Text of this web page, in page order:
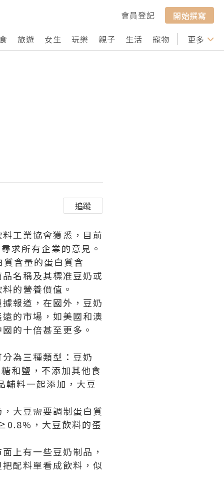
會員登記
開始撰寫
旅遊 女生 玩樂 親子 生活 寵物 行山 打卡
更多
追蹤
工業協會獲悉，目前
求所有企業的意見。
含量的蛋白質含
名稱及其標准豆奶或
的營養價值。
報道，在國外，豆奶
的市場，如美國和澳
的十倍甚至更多。
為三種類型：豆奶
和鹽，不添加其他食
輔料一起添加，大豆
大豆需要調制蛋白質
，大豆飲料的蛋
上有一些豆奶制品，
配料單看成飲料，似